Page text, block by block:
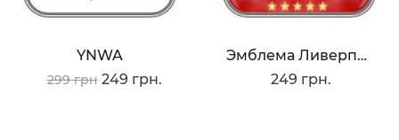
YNWA
299 грн 249 грн.
Эмблема Ливерпуля
249 грн.